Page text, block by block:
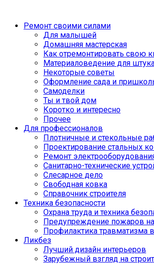
Ремонт своими силами
Для малышей
Домашняя мастерская
Как отремонтировать свою
Материаловедение для
Некоторые советы
Оформление сада и
Самоделки
Ты и твой дом
Коротко и интересно
Прочее
Для профессионалов
Плотничные и стекольные
Проектирование стальных
Ремонт
Санитарно-технические
Слесарное дело
Свободная ковка
Справочник строителя
Техника безопасности
Охрана труда и техника
Предупреждение пожаров
Профилактика травматизма
Ликбез
Лучший дизайн интерьеров
Зарубежный взгляд на